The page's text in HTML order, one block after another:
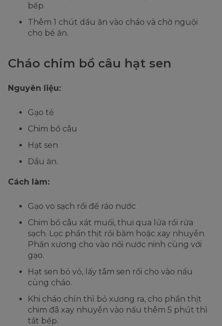
bếp.
Thêm 1 chút dầu ăn vào cháo và chờ nguội
cho bé ăn.
Cháo chim bồ câu hạt sen
Nguyên liệu:
Gạo tẻ
Chim bồ câu
Hạt sen
Dầu ăn.
Cách làm:
Gạo vo sạch rồi để ráo nước
Chim bồ câu xát muối, thui qua lửa rồi rửa
sạch. Lọc phần thịt rồi băm hoặc xay nhuyễn.
Phần xương cho vào nồi nước ninh cùng với
gạo.
Hạt sen bỏ vỏ, lấy tâm sen rồi cho vào nấu
cùng cháo.
Khi cháo chín thì bỏ xương ra, cho phần thịt
chim đã xay nhuyễn vào nấu thêm 5 phút thì
tắt bếp.